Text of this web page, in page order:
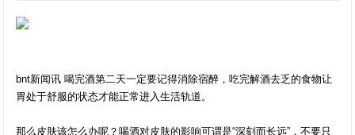
bnt新闻讯 喝完酒第二天一定要记得消除宿醉，吃完解酒去乏的食物让
胃处于舒服的状态才能正常进入生活轨道。
那么皮肤该怎么办呢？喝酒对皮肤的影响可谓是“深刻而长远”，不要只